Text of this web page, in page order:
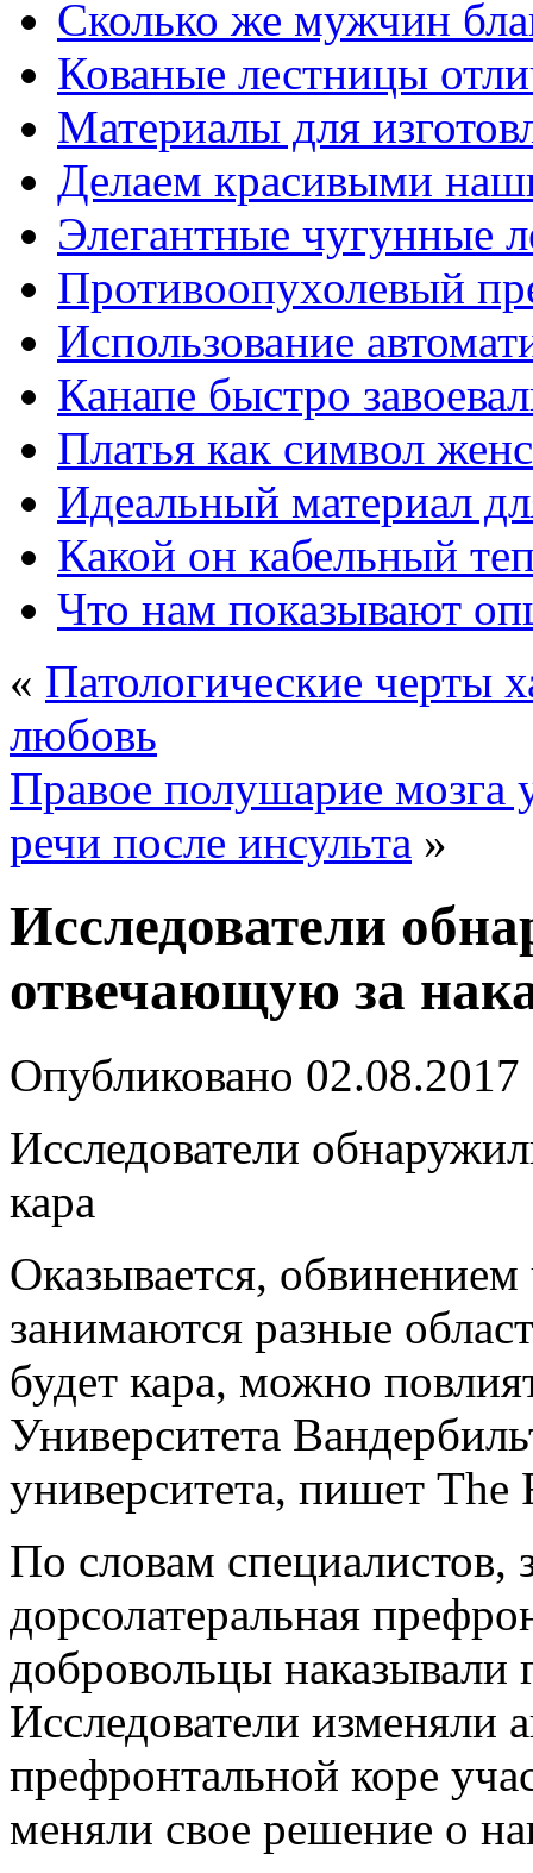
Сколько же мужчин
Кованые лестницы
Материалы для
Делаем красивыми
Элегантные чугунные
Противоопухолевый
Использование
Канапе быстро
Платья как символ
Идеальный материал
Какой он кабельный
Что нам показывают
« Патологические черты
любовь
Правое полушарие мозга
речи после инсульта »
Исследователи
отвечающую за
Опубликовано 02.08.2017
Исследователи
кара
Оказывается, обвинением
занимаются разные
будет кара, можно
Университета
университета, пишет The
По словам специалистов,
дорсолатеральная
добровольцы наказывали
Исследователи изменяли
префронтальной коре
меняли свое решение о